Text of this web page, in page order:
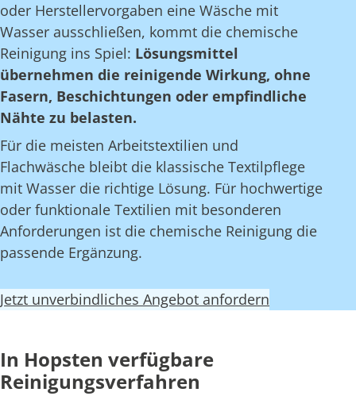
oder Herstellervorgaben eine Wäsche mit
Wasser ausschließen, kommt die chemische
Reinigung ins Spiel: Lösungsmittel
übernehmen die reinigende Wirkung, ohne
Fasern, Beschichtungen oder empfindliche
Nähte zu belasten.
Für die meisten Arbeitstextilien und
Flachwäsche bleibt die klassische Textilpflege
mit Wasser die richtige Lösung. Für hochwertige
oder funktionale Textilien mit besonderen
Anforderungen ist die chemische Reinigung die
passende Ergänzung.
Jetzt unverbindliches Angebot anfordern
In Hopsten verfügbare
Reinigungsverfahren